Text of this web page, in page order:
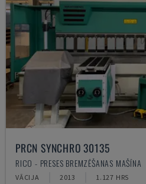
PRCN SYNCHRO 30135
RICO - PRESES BREMZĒŠANAS MAŠĪNA
VĀCIJA 2013 1.127 HRS